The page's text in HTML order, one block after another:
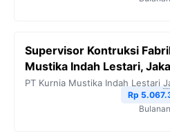
Supervisor Kontruksi
Mustika Indah Lestari,
PT Kurnia Mustika Indah Lestari
Rp
Bulanan